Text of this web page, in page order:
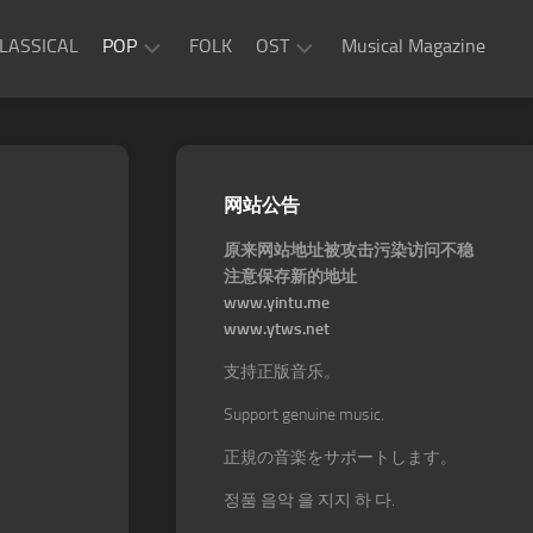
POP FOLK OST
OST
Musical Magazine
网站公告
原来网站地址被攻击污染访问不稳
注意保存新的地址
www.yintu.me
www.ytws.net
支持正版音乐。
Support genuine music.
正規の音楽をサポートします。
정품 음악 을 지지 하 다.